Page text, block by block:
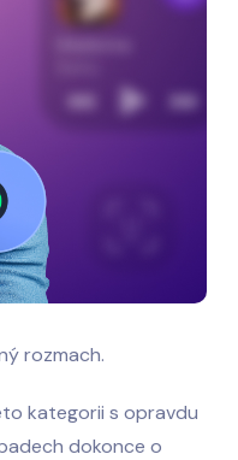
rozmach.
kategorii s opravdu
dokonce o